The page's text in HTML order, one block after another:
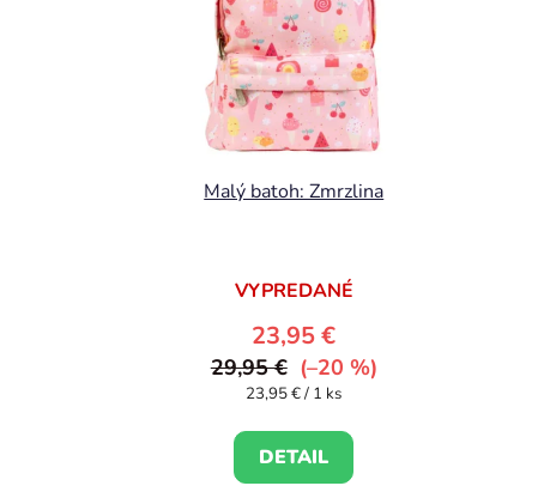
Malý batoh: Zmrzlina
VYPREDANÉ
23,95 €
29,95 € (–20 %)
Jednotková
23,95 € / 1 ks
DETAIL